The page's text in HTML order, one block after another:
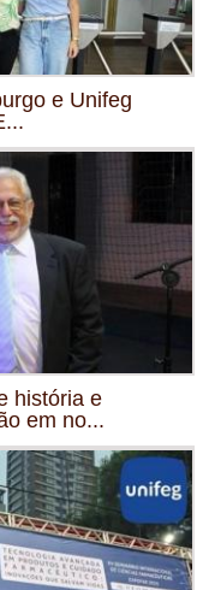
e Unifeg
história e
em no...